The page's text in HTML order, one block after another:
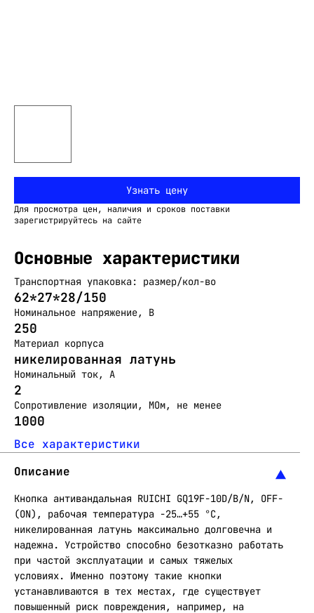
Узнать цену
Для просмотра цен, наличия и сроков поставки
зарегистрируйтесь на сайте
Основные характеристики
Транспортная упаковка: размер/кол-во
62*27*28/150
Номинальное напряжение, В
250
Материал корпуса
никелированная латунь
Номинальный ток, А
2
Сопротивление изоляции, МОм, не менее
1000
Все характеристики
Описание
Кнопка антивандальная RUICHI GQ19F-10D/B/N, OFF-
(ON), рабочая температура -25…+55 °C,
никелированная латунь максимально долговечна и
надежна. Устройство способно безотказно работать
при частой эксплуатации и самых тяжелых
условиях. Именно поэтому такие кнопки
устанавливаются в тех местах, где существует
повышенный риск повреждения, например, на